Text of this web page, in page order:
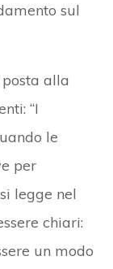
sul
alla
“I
le
per
legge nel
chiari:
un modo